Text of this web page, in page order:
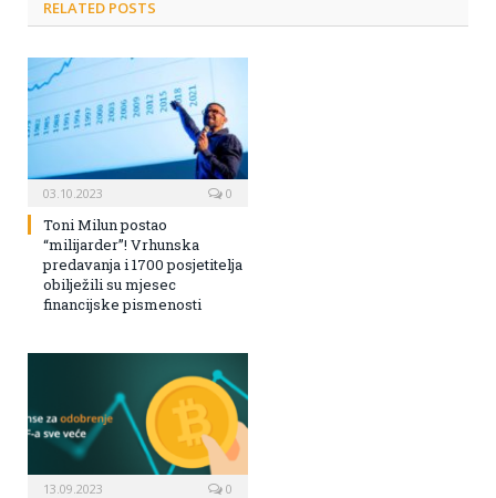
RELATED POSTS
03.10.2023 0
Toni Milun postao
“milijarder”! Vrhunska
predavanja i 1700 posjetitelja
obilježili su mjesec
financijske pismenosti
13.09.2023 0